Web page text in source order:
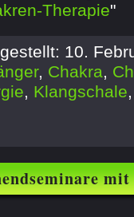
Therapie"
10.
, Chakra,
, Klangschale